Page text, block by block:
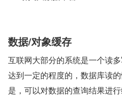
数据/对象缓存
互联网大部分的系统是一个读
达到一定的程度的，数据库读
是，可以对数据的查询结果进